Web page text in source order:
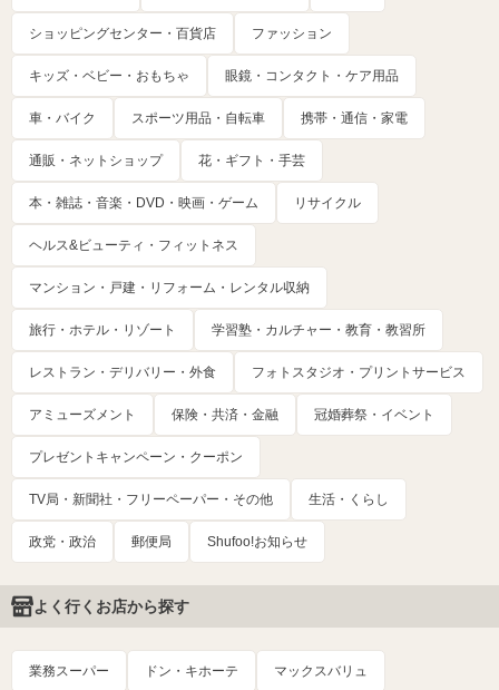
ショッピングセンター・百貨店 ファッション
キッズ・ベビー・おもちゃ 眼鏡・コンタクト・ケア用品
車・バイク スポーツ用品・自転車 携帯・通信・家電
通販・ネットショップ 花・ギフト・手芸
本・雑誌・音楽・DVD・映画・ゲーム リサイクル
ヘルス&ビューティ・フィットネス
マンション・戸建・リフォーム・レンタル収納
旅行・ホテル・リゾート 学習塾・カルチャー・教育・教習所
レストラン・デリバリー・外食 フォトスタジオ・プリントサービス
アミューズメント 保険・共済・金融 冠婚葬祭・イベント
プレゼントキャンペーン・クーポン
TV局・新聞社・フリーペーパー・その他 生活・くらし
政党・政治 郵便局 Shufoo!お知らせ
よく行くお店から探す
業務スーパー ドン・キホーテ マックスバリュ